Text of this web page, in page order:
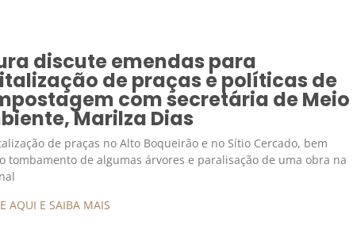
discute emendas para
de praças e políticas de
com secretária de Meio
Marilza Dias
de praças no Alto Boqueirão e no Sítio Cercado, bem
tombamento de algumas árvores e paralisação de uma obra na
AQUI E SAIBA MAIS